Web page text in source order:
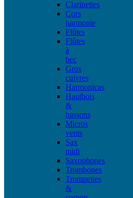
Clarinettes
Cors
harmonie
Flûtes
Flûtes
à
bec
Gros
cuivres
Harmonicas
Hautbois
&
bassons
Micros
vents
Sax
midi
Saxophones
Trombones
Trompettes
&